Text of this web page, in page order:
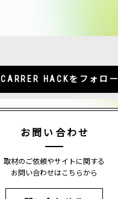
CARRER HACKをフォロー
お問い合わせ
取材のご依頼やサイトに関する
お問い合わせはこちらから